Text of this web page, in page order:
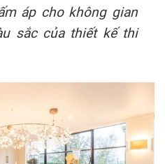
áp cho không gian
sắc của thiết kế thi